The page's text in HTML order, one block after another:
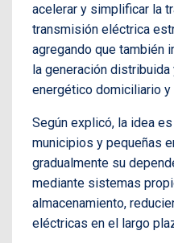
acelerar y simplificar la
transmisión eléctrica
agregando que también
la generación
energético domiciliario y
Según explicó, la idea
municipios y pequeñas
gradualmente su
mediante sistemas
almacenamiento,
eléctricas en el largo